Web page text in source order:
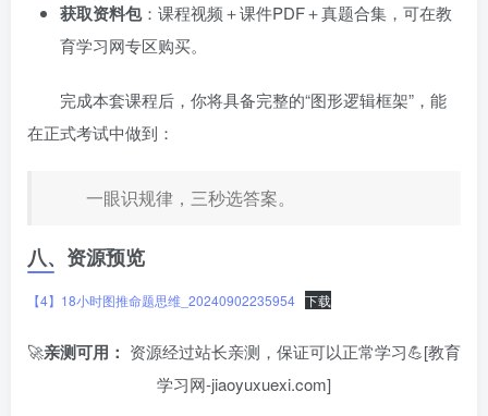
获取资料包：课程视频＋课件PDF＋真题合集，可在教
育学习网专区购买。
完成本套课程后，你将具备完整的“图形逻辑框架”，能
在正式考试中做到：
一眼识规律，三秒选答案。
八、资源预览
【4】18小时图推命题思维_20240902235954 下载
🚀亲测可用： 资源经过站长亲测，保证可以正常学习💪[教育
学习网-jiaoyuxuexi.com]